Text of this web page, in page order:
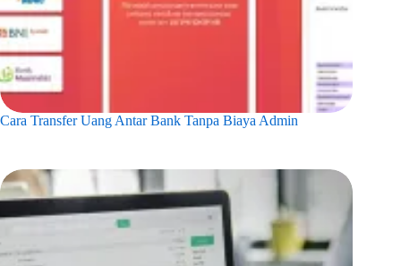
Cara Transfer Uang Antar Bank Tanpa Biaya Admin